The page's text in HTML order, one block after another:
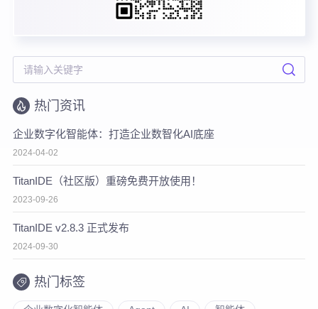
热门资讯
企业数字化智能体：打造企业数智化AI底座
2024-04-02
TitanIDE（社区版）重磅免费开放使用！
2023-09-26
TitanIDE v2.8.3 正式发布
2024-09-30
热门标签